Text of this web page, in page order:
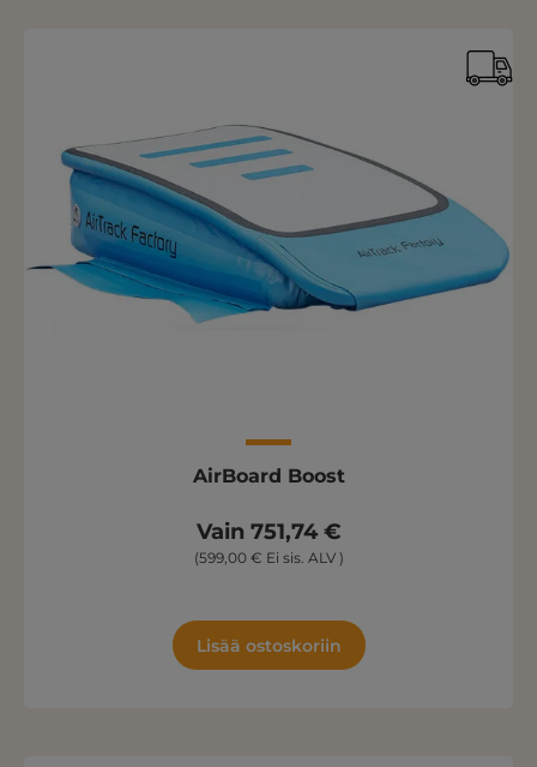
AirBoard Boost
Vain 751,74 €
(599,00 € Ei sis. ALV )
Lisää ostoskoriin